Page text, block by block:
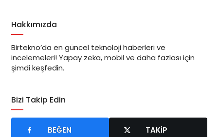
Hakkımızda
Birtekno’da en güncel teknoloji haberleri ve
incelemeleri! Yapay zeka, mobil ve daha fazlası için
şimdi keşfedin.
Bizi Takip Edin
BEĞEN TAKIP